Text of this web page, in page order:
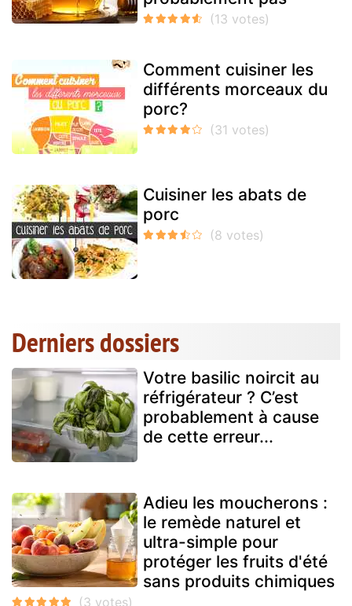
Comment cuisiner les
différents morceaux du
porc?
Cuisiner les abats de
porc
Derniers dossiers
Votre basilic noircit au
réfrigérateur ? C’est
probablement à cause
de cette erreur...
Adieu les moucherons :
le remède naturel et
ultra-simple pour
protéger les fruits d'été
sans produits chimiques